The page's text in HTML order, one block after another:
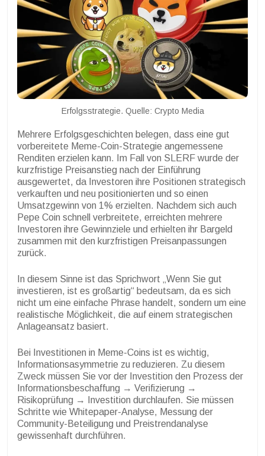
Erfolgsstrategie. Quelle: Crypto Media
Mehrere Erfolgsgeschichten belegen, dass eine gut
vorbereitete Meme-Coin-Strategie angemessene
Renditen erzielen kann. Im Fall von SLERF wurde der
kurzfristige Preisanstieg nach der Einführung
ausgewertet, da Investoren ihre Positionen strategisch
verkauften und neu positionierten und so einen
Umsatzgewinn von 1% erzielten. Nachdem sich auch
Pepe Coin schnell verbreitete, erreichten mehrere
Investoren ihre Gewinnziele und erhielten ihr Bargeld
zusammen mit den kurzfristigen Preisanpassungen
zurück.
In diesem Sinne ist das Sprichwort „Wenn Sie gut
investieren, ist es großartig“ bedeutsam, da es sich
nicht um eine einfache Phrase handelt, sondern um eine
realistische Möglichkeit, die auf einem strategischen
Anlageansatz basiert.
Bei Investitionen in Meme-Coins ist es wichtig,
Informationsasymmetrie zu reduzieren. Zu diesem
Zweck müssen Sie vor der Investition den Prozess der
Informationsbeschaffung → Verifizierung →
Risikoprüfung → Investition durchlaufen. Sie müssen
Schritte wie Whitepaper-Analyse, Messung der
Community-Beteiligung und Preistrendanalyse
gewissenhaft durchführen.